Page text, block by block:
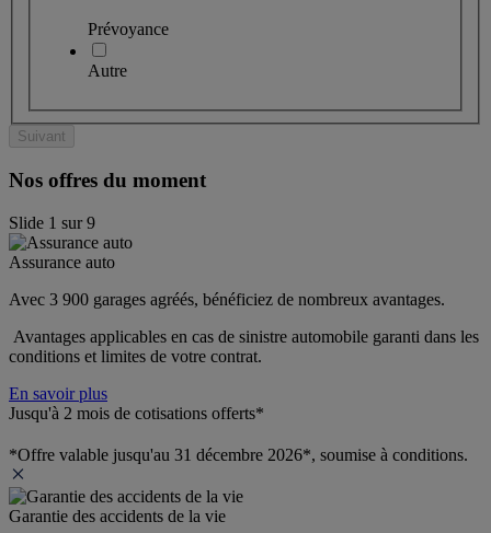
Prévoyance
Autre
Suivant
Nos offres du moment
Slide 1 sur9
Assurance auto
Avec 3 900 garages agréés, bénéficiez de nombreux avantages.
Avantages applicables en cas de sinistre automobile garanti dans les
conditions et limites de votre contrat.
En savoir plus
Jusqu'à 2 mois de cotisations offerts*
*Offre valable jusqu'au 31 décembre 2026*, soumise à conditions.
Garantie des accidents de la vie